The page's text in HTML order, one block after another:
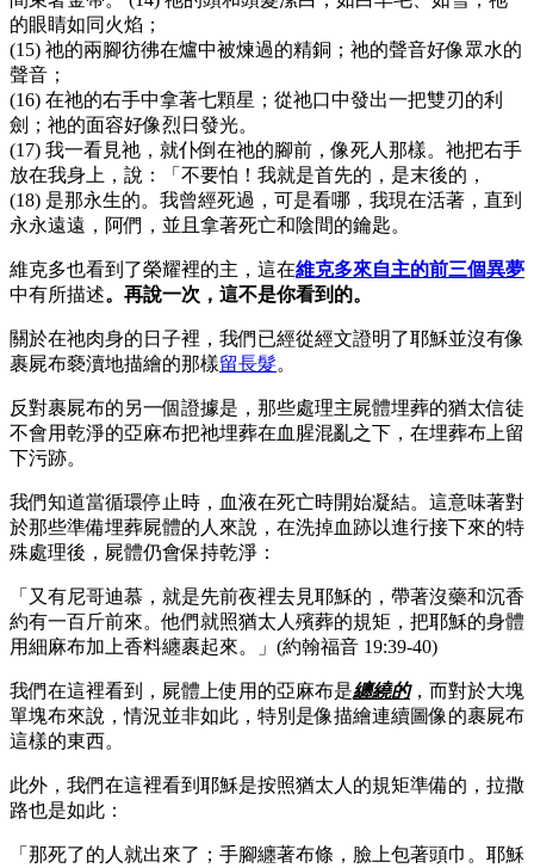
的眼睛如同火焰；
(15) 祂的兩腳彷彿在爐中被煉過的精銅；祂的聲音好像眾水的
聲音；
(16) 在祂的右手中拿著七顆星；從祂口中發出一把雙刃的利
劍；祂的面容好像烈日發光。
(17) 我一看見祂，就仆倒在祂的腳前，像死人那樣。祂把右手
放在我身上，說：「不要怕！我就是首先的，是末後的，
(18) 是那永生的。我曾經死過，可是看哪，我現在活著，直到
永永遠遠，阿們，並且拿著死亡和陰間的鑰匙。
維克多也看到了榮耀裡的主，這在維克多來自主的前三個異夢
中有所描述。再說一次，這不是你看到的。
關於在祂肉身的日子裡，我們已經從經文證明了耶穌並沒有像
裹屍布褻瀆地描繪的那樣留長髮。
反對裹屍布的另一個證據是，那些處理主屍體埋葬的猶太信徒
不會用乾淨的亞麻布把祂埋葬在血腥混亂之下，在埋葬布上留
下污跡。
我們知道當循環停止時，血液在死亡時開始凝結。這意味著對
於那些準備埋葬屍體的人來說，在洗掉血跡以進行接下來的特
殊處理後，屍體仍會保持乾淨：
「又有尼哥迪慕，就是先前夜裡去見耶穌的，帶著沒藥和沉香
約有一百斤前來。他們就照猶太人殯葬的規矩，把耶穌的身體
用細麻布加上香料纏裹起來。」(約翰福音 19:39-40)
我們在這裡看到，屍體上使用的亞麻布是纏繞的，而對於大塊
單塊布來說，情況並非如此，特別是像描繪連續圖像的裹屍布
這樣的東西。
此外，我們在這裡看到耶穌是按照猶太人的規矩準備的，拉撒
路也是如此：
「那死了的人就出來了；手腳纏著布條，臉上包著頭巾。耶穌